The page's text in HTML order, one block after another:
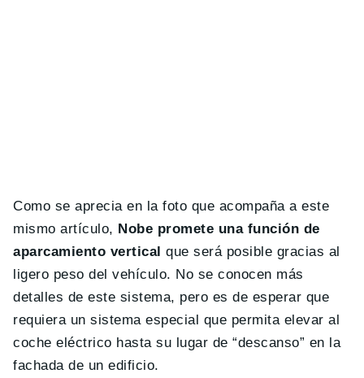
Como se aprecia en la foto que acompaña a este
mismo artículo, Nobe promete una función de
aparcamiento vertical que será posible gracias al
ligero peso del vehículo. No se conocen más
detalles de este sistema, pero es de esperar que
requiera un sistema especial que permita elevar al
coche eléctrico hasta su lugar de “descanso” en la
fachada de un edificio.